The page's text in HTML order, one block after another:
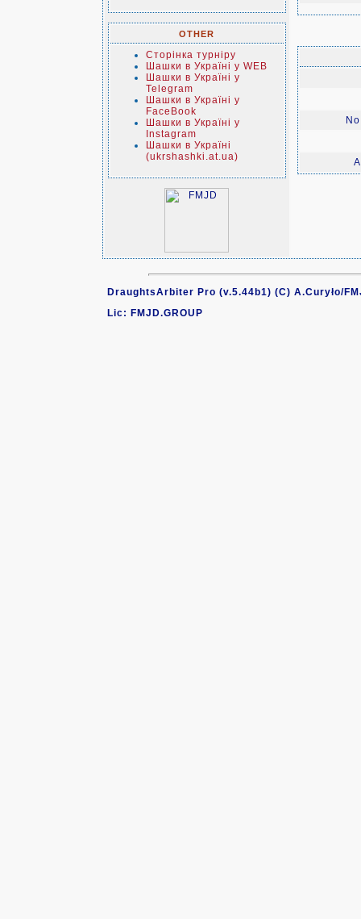
OTHER
Сторінка турніру
Шашки в Україні у WEB
Шашки в Україні у
Telegram
Шашки в Україні у
FaceBook
Шашки в Україні у
Instagram
Шашки в Україні
(ukrshashki.at.ua)
DraughtsArbiter Pro (v.5.44b1) (C) A.Curyło/
Lic: FMJD.GROUP